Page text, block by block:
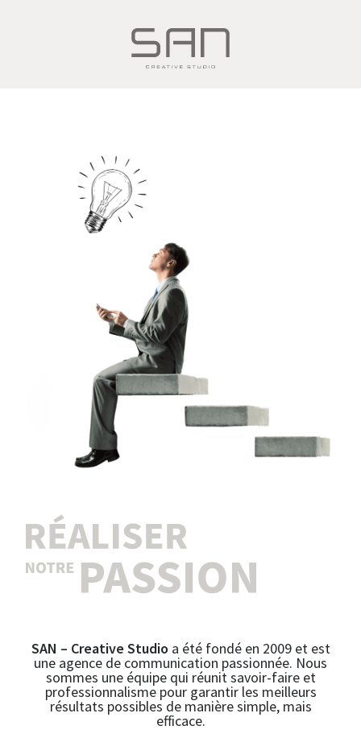
SAN – Creative Studio a été fondé en 2009 et est
une agence de communication passionnée. Nous
sommes une équipe qui réunit savoir-faire et
professionnalisme pour garantir les meilleurs
résultats possibles de manière simple, mais
efficace.